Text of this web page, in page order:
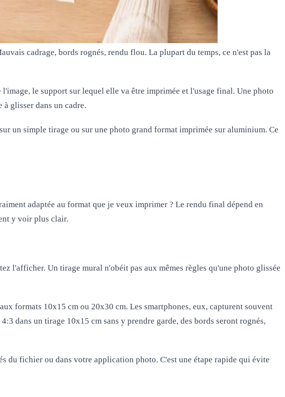
cadrage, bords rognés, rendu flou. La plupart du temps, ce n'est pas la
le support sur lequel elle va être imprimée et l'usage final. Une photo
glisser dans un cadre.
un simple tirage ou sur une photo grand format imprimée sur aluminium. Ce
adaptée au format que je veux imprimer ? Le rendu final dépend en
y voir plus clair.
l'afficher. Un tirage mural n'obéit pas aux mêmes règles qu'une photo glissée
formats 10x15 cm ou 20x30 cm. Les smartphones, eux, capturent souvent
dans un tirage 10x15 cm sans y prendre garde, des bords seront rognés,
du fichier ou dans votre application photo. C'est une étape rapide qui évite